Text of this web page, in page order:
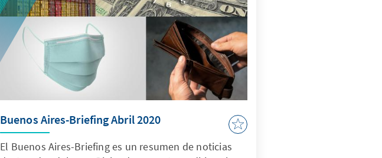
Buenos Aires-Briefing Abril 2020
El Buenos Aires-Briefing es un resumen de noticias